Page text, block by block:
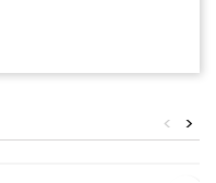
>
<